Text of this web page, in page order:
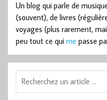
Un blog qui parle de
(souvent), de livres
voyages (plus rarement,
peu tout ce qui me passe